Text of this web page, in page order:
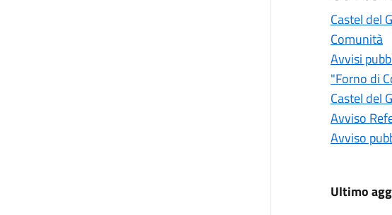
Castel del
Comunità
Avvisi
"Forno di
Castel del
Avviso
Avviso
Ultimo